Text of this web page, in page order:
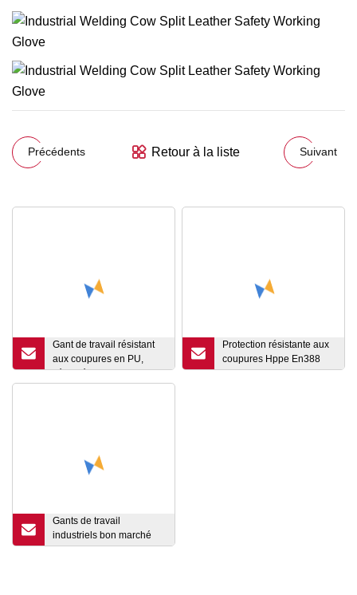
Précédents Retour à la liste Suivant
Gant de travail résistant
aux coupures en PU,
sécurité de travail
mécanique sans couture
Protection résistante aux
coupures Hppe En388
4X42D ANSI A5 CE
Gants de travail
industriels bon marché
enduits de latex, gants de